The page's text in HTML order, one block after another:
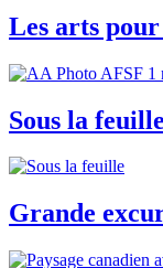
Les arts
Sous la feuille
Grande